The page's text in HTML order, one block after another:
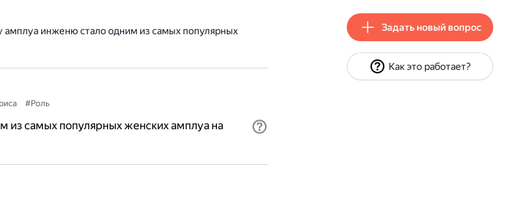
амплуа инженю стало одним из самых популярных
#Роль
из самых популярных женских амплуа на
Задать новый вопрос
Как это работает?